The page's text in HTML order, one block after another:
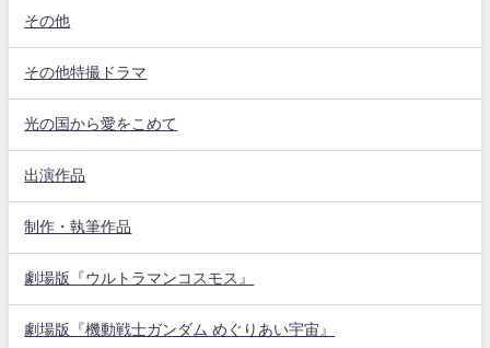
その他
その他特撮ドラマ
光の国から愛をこめて
出演作品
制作・執筆作品
劇場版『ウルトラマンコスモス』
劇場版『機動戦士ガンダム めぐりあい宇宙』